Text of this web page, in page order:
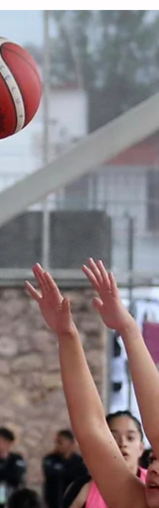
México suma los resultados
La selección nacional de para taekwondo
culminó el Grand Prix Taiyuan 2023, que
se realizó este lunes en China, con una
medalla de oro y...